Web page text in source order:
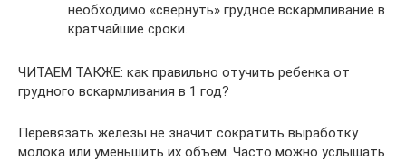
необходимо «свернуть» грудное вскармливание в
кратчайшие сроки.
ЧИТАЕМ ТАКЖЕ: как правильно отучить ребенка от
грудного вскармливания в 1 год?
Перевязать железы не значит сократить выработку
молока или уменьшить их объем. Часто можно услышать